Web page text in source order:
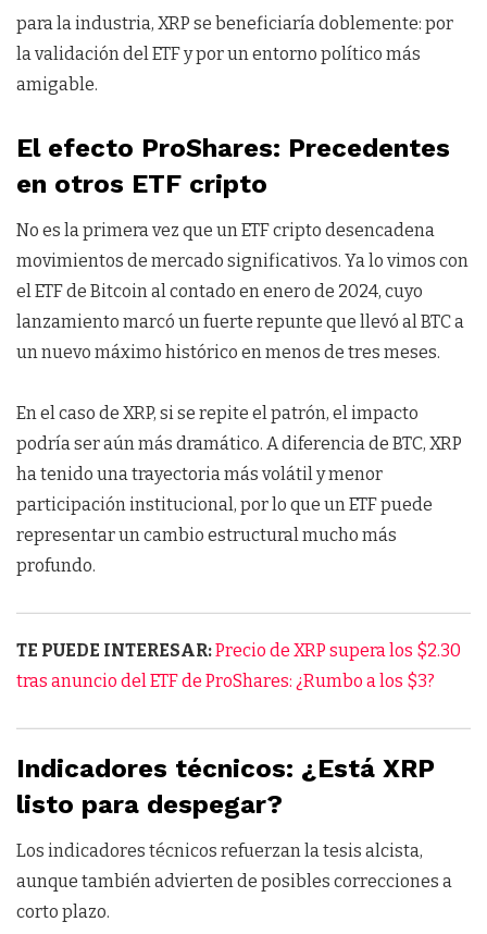
para la industria, XRP se beneficiaría doblemente: por
la validación del ETF y por un entorno político más
amigable.
El efecto ProShares: Precedentes
en otros ETF cripto
No es la primera vez que un ETF cripto desencadena
movimientos de mercado significativos. Ya lo vimos con
el ETF de Bitcoin al contado en enero de 2024, cuyo
lanzamiento marcó un fuerte repunte que llevó al BTC a
un nuevo máximo histórico en menos de tres meses.
En el caso de XRP, si se repite el patrón, el impacto
podría ser aún más dramático. A diferencia de BTC, XRP
ha tenido una trayectoria más volátil y menor
participación institucional, por lo que un ETF puede
representar un cambio estructural mucho más
profundo.
TE PUEDE INTERESAR:Precio de XRP supera los $2.30
tras anuncio del ETF de ProShares: ¿Rumbo a los $3?
Indicadores técnicos: ¿Está XRP
listo para despegar?
Los indicadores técnicos refuerzan la tesis alcista,
aunque también advierten de posibles correcciones a
corto plazo.